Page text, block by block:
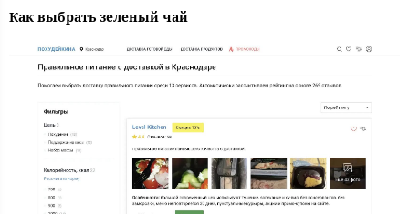
Как выбрать зеленый чай